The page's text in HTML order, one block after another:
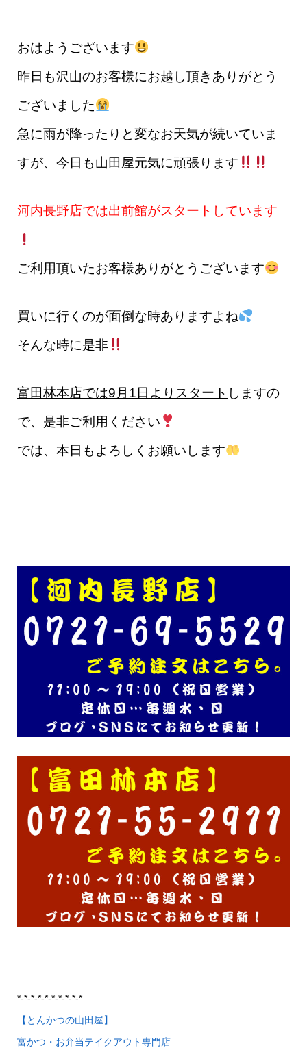
おはようございます
昨日も沢山のお客様にお越し頂きありがとう
ございました
急に雨が降ったりと変なお天気が続いていま
すが、今日も山田屋元気に頑張ります
河内長野店では出前館がスタート しています
ご利用頂いたお客様ありがとうございます
買いに行くのが面倒な時ありますよね
そんな時に是非
富田林本店では9月1日よりスタート しますの
で、是非ご利用ください
では、本日もよろしくお願いします
*-*-*-*-*-*-*-*-*-*
【とんかつの山田屋】
富かつ・お弁当テイクアウト専門店